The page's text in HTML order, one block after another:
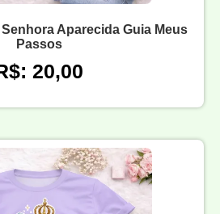
Aparecida Guia Meus
Passos
20,00